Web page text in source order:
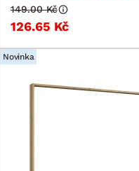
126.65 Kč
149.00 Kč
Novinka